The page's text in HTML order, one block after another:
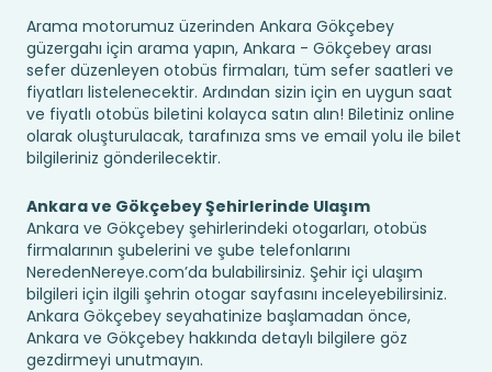
Arama motorumuz üzerinden Ankara Gökçebey
güzergahı için arama yapın, Ankara - Gökçebey arası
sefer düzenleyen otobüs firmaları, tüm sefer saatleri ve
fiyatları listelenecektir. Ardından sizin için en uygun saat
ve fiyatlı otobüs biletini kolayca satın alın! Biletiniz online
olarak oluşturulacak, tarafınıza sms ve email yolu ile bilet
bilgileriniz gönderilecektir.
Ankara ve Gökçebey Şehirlerinde Ulaşım
Ankara ve Gökçebey şehirlerindeki otogarları, otobüs
firmalarının şubelerini ve şube telefonlarını
NeredenNereye.com’da bulabilirsiniz. Şehir içi ulaşım
bilgileri için ilgili şehrin otogar sayfasını inceleyebilirsiniz.
Ankara Gökçebey seyahatinize başlamadan önce,
Ankara ve Gökçebey hakkında detaylı bilgilere göz
gezdirmeyi unutmayın.